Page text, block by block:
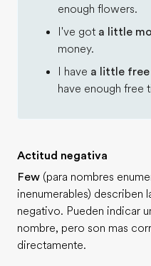
enough flowers.
I've got a little
money.
I have a little
have enough free
Actitud negativa
Few (para nombres
inenumerables) describen
negativo. Pueden indicar
nombre, pero son mas
directamente.